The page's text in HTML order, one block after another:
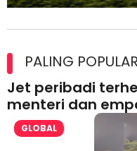
lesen separuh pertama
PALING POPULAR
Jet peribadi
menteri dan
GLOBAL